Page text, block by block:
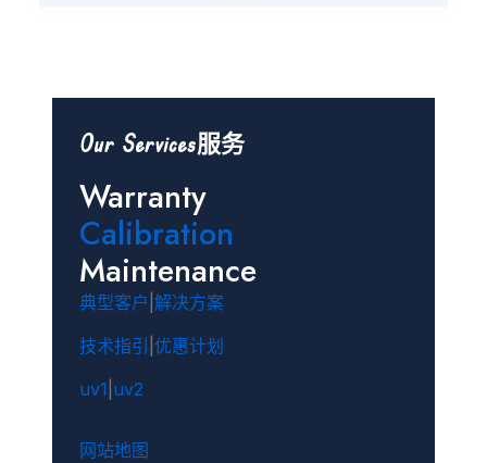
Our Services服务
Warranty
Calibration
Maintenance
典型客户 解决方案
技术指引 优惠计划
uv1 uv2
网站地图